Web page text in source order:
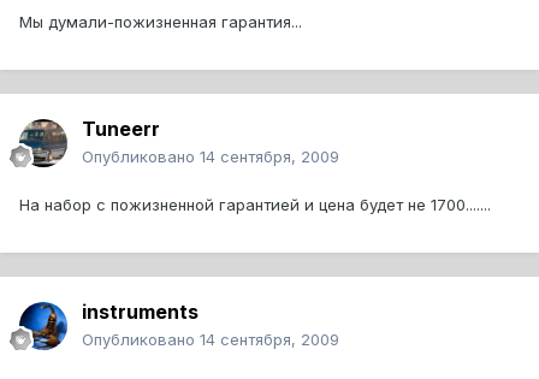
Мы думали-пожизненная гарантия...
Tuneerr
Опубликовано 14 сентября, 2009
На набор с пожизненной гарантией и цена будет не 1700.......
instruments
Опубликовано 14 сентября, 2009